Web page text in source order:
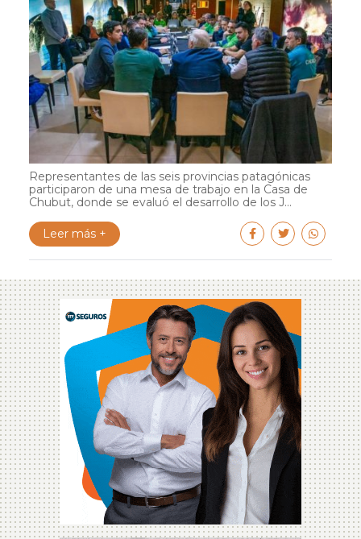
Representantes de las seis provincias patagónicas
participaron de una mesa de trabajo en la Casa de
Chubut, donde se evaluó el desarrollo de los J...
Leer más +